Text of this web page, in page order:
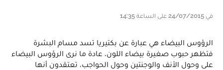
في 24/07/2015 على الساعة 14:35
الرؤوس البيضاء هي عبارة عن بكتيريا تسد مسام البشرة
فتظهر حبوب صغيرة بيضاء اللون، عادة ما نرى الرؤوس البيضاء
على وحول الأنف والوجنتين وحول الحواجب، تعتقدون أنها